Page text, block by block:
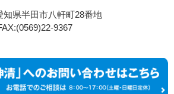
県半田市八軒町28番地
9367